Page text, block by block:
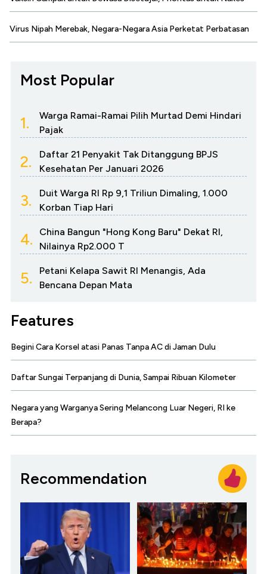
Virus Nipah Merebak, Negara-Negara Asia Perketat Perbatasan
Most Popular
1.
Warga Ramai-Ramai Pilih Murtad Demi Hindari
Pajak
2.
Daftar 21 Penyakit Tak Ditanggung BPJS
Kesehatan Per Januari 2026
3.
Duit Warga RI Rp 9,1 Triliun Dimaling, 1.000
Korban Tiap Hari
4.
China Bangun "Hong Kong Baru" Dekat RI,
Nilainya Rp2.000 T
5.
Petani Kelapa Sawit RI Menangis, Ada
Bencana Depan Mata
Features
Begini Cara Korsel atasi Panas Tanpa AC di Jaman Dulu
Daftar Sungai Terpanjang di Dunia, Sampai Ribuan Kilometer
Negara yang Warganya Sering Melancong Luar Negeri, RI ke
Berapa?
Recommendation